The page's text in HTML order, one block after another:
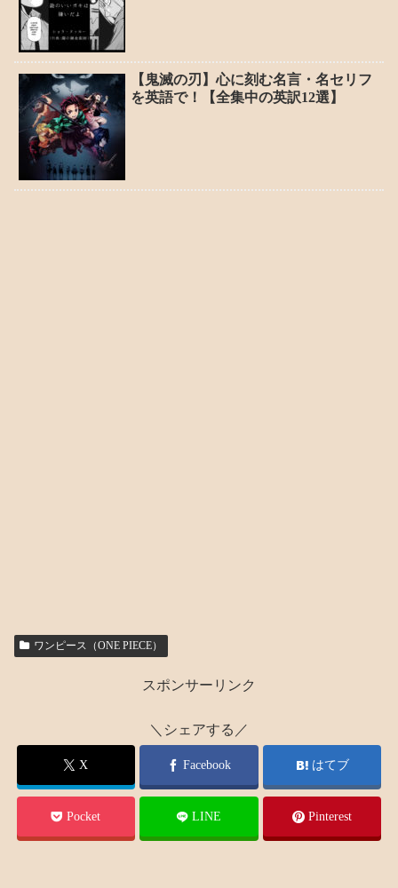
【鬼滅の刃】心に刻む名言・名セリフ
を英語で！【全集中の英訳12選】
ワンピース（ONE PIECE）
スポンサーリンク
＼シェアする／
X Facebook はてブ
Pocket LINE Pinterest